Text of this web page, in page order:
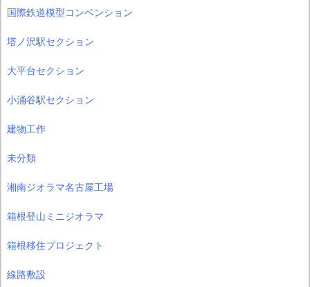
国際鉄道模型コンベンション
塔ノ沢駅セクション
大平台セクション
小涌谷駅セクション
建物工作
未分類
湘南ジオラマ名古屋工場
箱根登山ミニジオラマ
箱根移住プロジェクト
線路敷設